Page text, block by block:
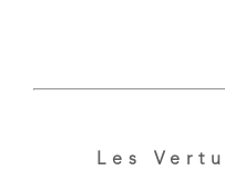
Les